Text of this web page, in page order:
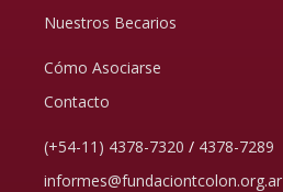
Nuestros Becarios
Cómo Asociarse
Contacto
(+54-11) 4378-7320 / 4378-7289
informes@fundaciontcolon.org.ar